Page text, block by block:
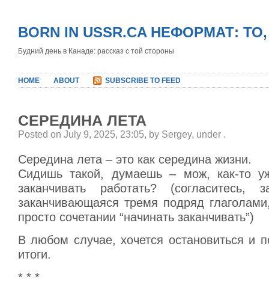
BORN IN USSR.CA НЕФОРМАТ:
Будний день в Канаде: рассказ с той стороны
HOME ABOUT SUBSCRIBE TO FEED
СЕРЕДИНА ЛЕТА
Posted on July 9, 2025, 23:05, by Sergey, under .
Середина лета – это как середина жизни.
Сидишь такой, думаешь – мож, как-то
заканчивать работать? (согласитесь,
заканчивающаяся тремя подряд
просто сочетании “начинать заканчивать”)
В любом случае, хочется остановиться и
итоги.
* * *